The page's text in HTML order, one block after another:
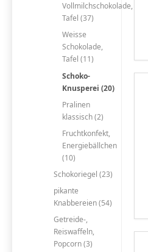
Vollmilchschokolade,
Tafel (37)
Weisse
Schokolade,
Tafel (11)
Schoko-
Knusperei (20)
Pralinen
klassisch (2)
Fruchtkonfekt,
Energiebällchen
(10)
Schokoriegel (23)
pikante
Knabbereien (54)
Getreide-,
Reiswaffeln,
Popcorn (3)